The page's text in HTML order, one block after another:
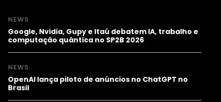
NEWS
Google, Nvidia, Gupy e Itaú debatem IA, trabalho e
computação quântica no SP2B 2026
NEWS
OpenAI lança piloto de anúncios no ChatGPT no
Brasil